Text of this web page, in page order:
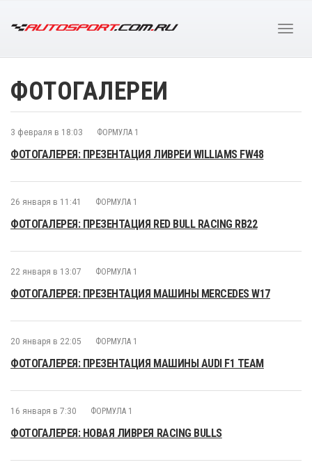
ФОТОГАЛЕРЕИ
3 февраля в 18:03 ФОРМУЛА 1
ФОТОГАЛЕРЕЯ: ПРЕЗЕНТАЦИЯ ЛИВРЕИ WILLIAMS FW48
26 января в 11:41 ФОРМУЛА 1
ФОТОГАЛЕРЕЯ: ПРЕЗЕНТАЦИЯ RED BULL RACING RB22
22 января в 13:07 ФОРМУЛА 1
ФОТОГАЛЕРЕЯ: ПРЕЗЕНТАЦИЯ МАШИНЫ MERCEDES W17
20 января в 22:05 ФОРМУЛА 1
ФОТОГАЛЕРЕЯ: ПРЕЗЕНТАЦИЯ МАШИНЫ AUDI F1 TEAM
16 января в 7:30 ФОРМУЛА 1
ФОТОГАЛЕРЕЯ: НОВАЯ ЛИВРЕЯ RACING BULLS